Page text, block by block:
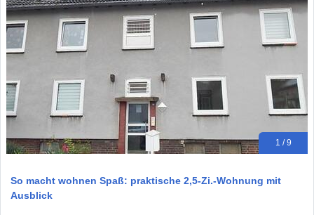
1 / 9
So macht wohnen Spaß: praktische 2,5-Zi.-Wohnung mit
Ausblick